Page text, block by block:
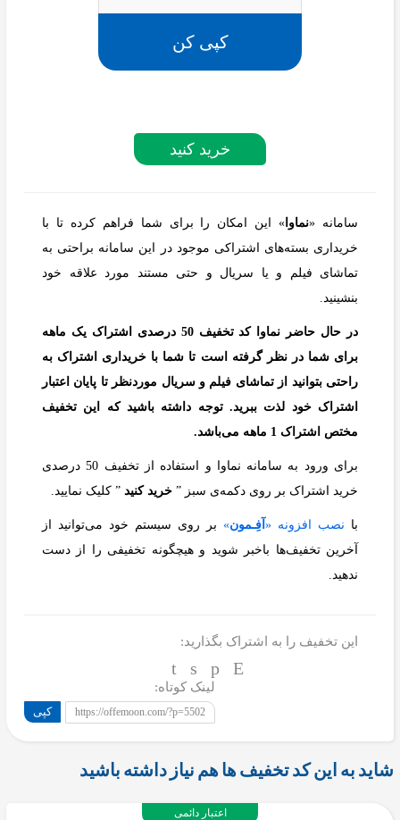
کپی کن
خرید کنید
سامانه «نماوا » این امکان را برای شما فراهم کرده تا با
خریداری بسته‌های اشتراکی موجود در این سامانه براحتی به
تماشای فیلم و یا سریال و حتی مستند مورد علاقه خود
بنشینید.
در حال حاضر نماوا کد تخفیف 50 درصدی اشتراک یک ماهه
برای شما در نظر گرفته است تا شما با خریداری اشتراک به
راحتی بتوانید از تماشای فیلم و سریال موردنظر تا پایان اعتبار
اشتراک خود لذت ببرید. توجه داشته باشید که این تخفیف
مختص اشتراک 1 ماهه می‌باشد.
برای ورود به سامانه نماوا و استفاده از تخفیف 50 درصدی
خرید اشتراک بر روی دکمه‌ی سبز ” خرید کنید ” کلیک نمایید.
با نصب افزونه « آفِـمون» بر روی سیستم خود می‌توانید از
آخرین تخفیف‌ها باخبر شوید و هیچگونه تخفیفی را از دست
ندهید.
این تخفیف را به اشتراک بگذارید:
لینک کوتاه:
https://offemoon.com/?p=5502 کپی
شاید به این کد تخفیف ها هم نیاز داشته باشید
اعتبار دائمی